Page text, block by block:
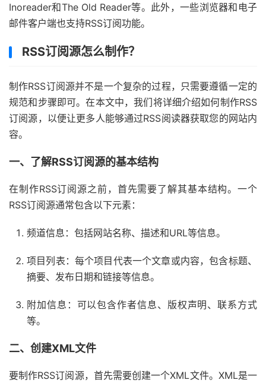
Inoreader和The Old Reader等。此外，一些浏览器和电子
邮件客户端也支持RSS订阅功能。
RSS订阅源怎么制作？
制作RSS订阅源并不是一个复杂的过程，只需要遵循一定的
规范和步骤即可。在本文中，我们将详细介绍如何制作RSS
订阅源，以便让更多人能够通过RSS阅读器获取您的网站内
容。
一、了解RSS订阅源的基本结构
在制作RSS订阅源之前，首先需要了解其基本结构。一个
RSS订阅源通常包含以下元素：
频道信息：包括网站名称、描述和URL等信息。
项目列表：每个项目代表一个文章或内容，包含标题、
摘要、发布日期和链接等信息。
附加信息：可以包含作者信息、版权声明、联系方式
等。
二、创建XML文件
要制作RSS订阅源，首先需要创建一个XML文件。XML是一